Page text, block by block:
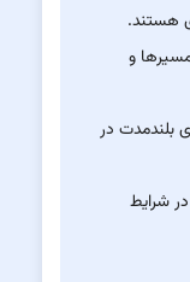
هستند.
و
بلندمدت در
در شرایط